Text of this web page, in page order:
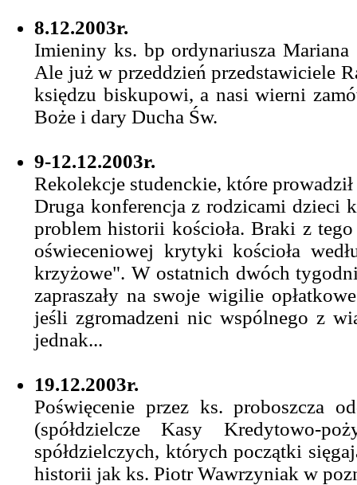
8.12.2003r.
Imieniny ks. bp ordynariusza Mariana
Ale już w przeddzień przedstawiciele
księdzu biskupowi, a nasi wierni
Boże i dary Ducha Św.
9-12.12.2003r.
Rekolekcje studenckie, które
Druga konferencja z rodzicami dzieci
problem historii kościoła. Braki z
oświeceniowej krytyki kościoła
krzyżowe". W ostatnich dwóch
zapraszały na swoje wigilie
jeśli zgromadzeni nic wspólnego z
jednak...
19.12.2003r.
Poświęcenie przez ks. proboszcza
(spółdzielcze Kasy Kredytowo-
spółdzielczych, których początki
historii jak ks. Piotr Wawrzyniak w